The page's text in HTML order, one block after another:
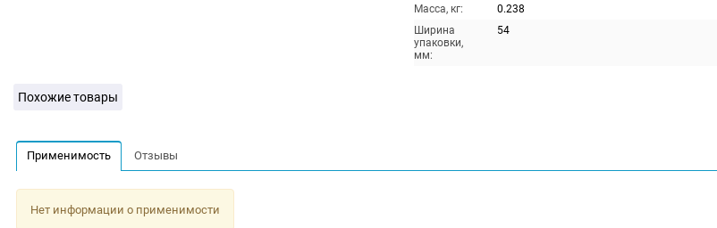
Масса, кг:
0.238
Ширина
упаковки,
мм:
54
Похожие товары
Применимость Отзывы
Нет информации о применимости